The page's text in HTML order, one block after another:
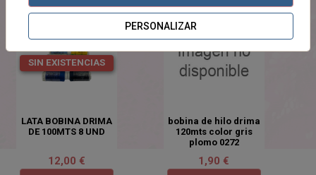
SIN EXISTENCIAS
LATA BOBINA DRIMA
DE 100MTS 8 UND
12,00 €
bobina de hilo drima
120mts color gris
plomo 0272
1,90 €
PERSONALIZAR